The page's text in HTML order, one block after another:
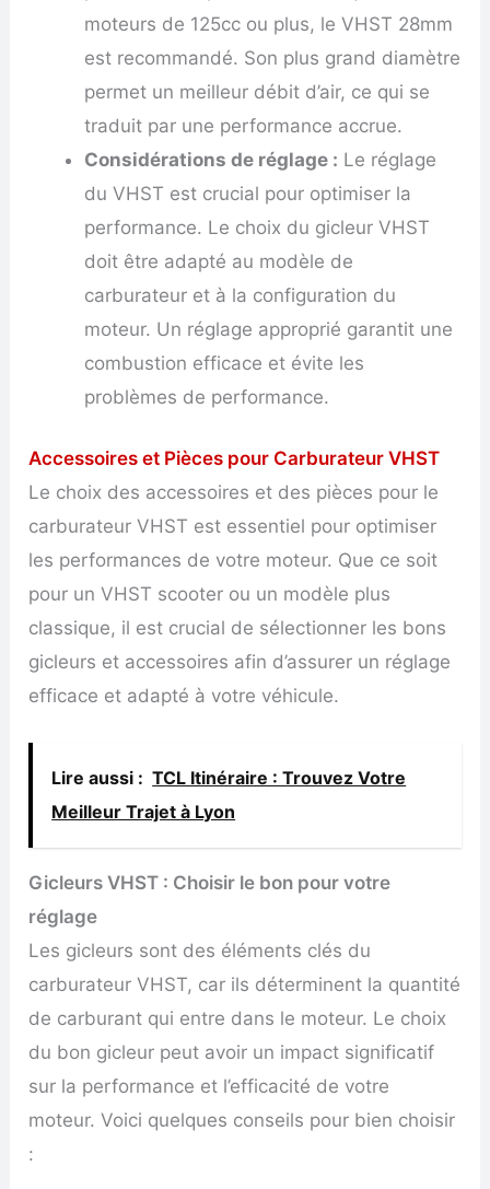
moteurs de 125cc ou plus, le VHST 28mm
est recommandé. Son plus grand diamètre
permet un meilleur débit d’air, ce qui se
traduit par une performance accrue.
Considérations de réglage : Le réglage
du VHST est crucial pour optimiser la
performance. Le choix du gicleur VHST
doit être adapté au modèle de
carburateur et à la configuration du
moteur. Un réglage approprié garantit une
combustion efficace et évite les
problèmes de performance.
Accessoires et Pièces pour Carburateur VHST
Le choix des accessoires et des pièces pour le
carburateur VHST est essentiel pour optimiser
les performances de votre moteur. Que ce soit
pour un VHST scooter ou un modèle plus
classique, il est crucial de sélectionner les bons
gicleurs et accessoires afin d’assurer un réglage
efficace et adapté à votre véhicule.
Lire aussi : TCL Itinéraire : Trouvez Votre
Meilleur Trajet à Lyon
Gicleurs VHST : Choisir le bon pour votre
réglage
Les gicleurs sont des éléments clés du
carburateur VHST, car ils déterminent la quantité
de carburant qui entre dans le moteur. Le choix
du bon gicleur peut avoir un impact significatif
sur la performance et l’efficacité de votre
moteur. Voici quelques conseils pour bien choisir
: